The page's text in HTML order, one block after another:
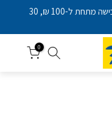
₪ | ברכישה מתחת ל-100 ₪, 30
0